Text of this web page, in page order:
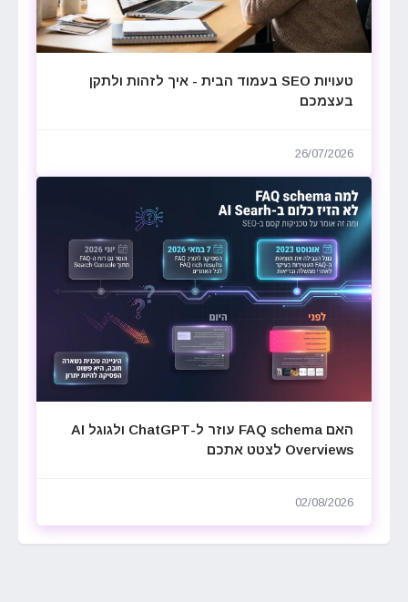
טעויות SEO בעמוד הבית - איך לזהות ולתקן
בעצמכם
26/07/2026
האם FAQ schema עוזר ל-ChatGPT ולגוגל AI
Overviews לצטט אתכם
02/08/2026